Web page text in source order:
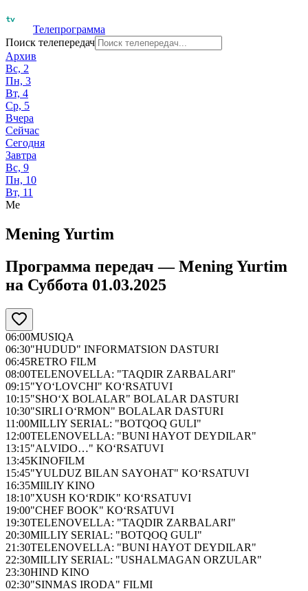
Телепрограмма
Поиск телепередач
Архив
Вс, 2
Пн, 3
Вт, 4
Ср, 5
Вчера
Сейчас
Сегодня
Завтра
Вс, 9
Пн, 10
Вт, 11
Me
Mening Yurtim
Программа передач —Mening Yurtim
на Суббота 01.03.2025
06:00MUSIQA
06:30"HUDUD" INFORMATSION DASTURI
06:45RETRO FILM
08:00TELENOVELLA: "TAQDIR ZARBALARI"
09:15"YO‘LOVCHI" KO‘RSATUVI
10:15"SHO‘X BOLALAR" BOLALAR DASTURI
10:30"SIRLI O‘RMON" BOLALAR DASTURI
11:00MILLIY SERIAL: "BOTQOQ GULI"
12:00TELENOVELLA: "BUNI HAYOT DEYDILAR"
13:15"ALVIDO…" KO‘RSATUVI
13:45KINOFILM
15:45"YULDUZ BILAN SAYOHAT" KO‘RSATUVI
16:35MIlLIY KINO
18:10"XUSH KO‘RDIK" KO‘RSATUVI
19:00"CHEF BOOK" KO‘RSATUVI
19:30TELENOVELLA: "TAQDIR ZARBALARI"
20:30MILLIY SERIAL: "BOTQOQ GULI"
21:30TELENOVELLA: "BUNI HAYOT DEYDILAR"
22:30MILLIY SERIAL: "USHALMAGAN ORZULAR"
23:30HIND KINO
02:30"SINMAS IRODA" FILMI